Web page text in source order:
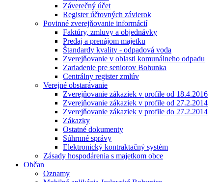
Záverečný účet
Register účtovných závierok
Povinné zverejňovanie informácií
Faktúry, zmluvy a objednávky
Predaj a prenájom majetku
Štandardy kvality - odpadová voda
Zverejňovanie v oblasti komunálneho odpadu
Zariadenie pre seniorov Bohunka
Centrálny register zmlúv
Verejné obstarávanie
Zverejňovanie zákaziek v profile od 18.4.2016
Zverejňovanie zákaziek v profile od 27.2.2014
Zverejňovanie zákaziek v profile do 27.2.2014
Zákazky
Ostatné dokumenty
Súhrnné správy
Elektronický kontraktačný systém
Zásady hospodárenia s majetkom obce
Občan
Oznamy